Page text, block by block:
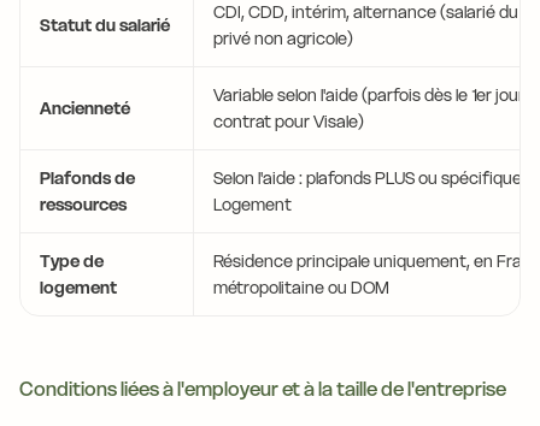
Statut du salarié
CDI, CDD, intérim, alternance (salarié du
privé non agricole)
Ancienneté
Variable selon l'aide (parfois dès le 1er jour
contrat pour Visale)
Plafonds de
ressources
Selon l'aide : plafonds PLUS ou spécifiques
Logement
Type de
logement
Résidence principale uniquement, en
métropolitaine ou DOM
Conditions liées à l'employeur et à la taille de l'entreprise